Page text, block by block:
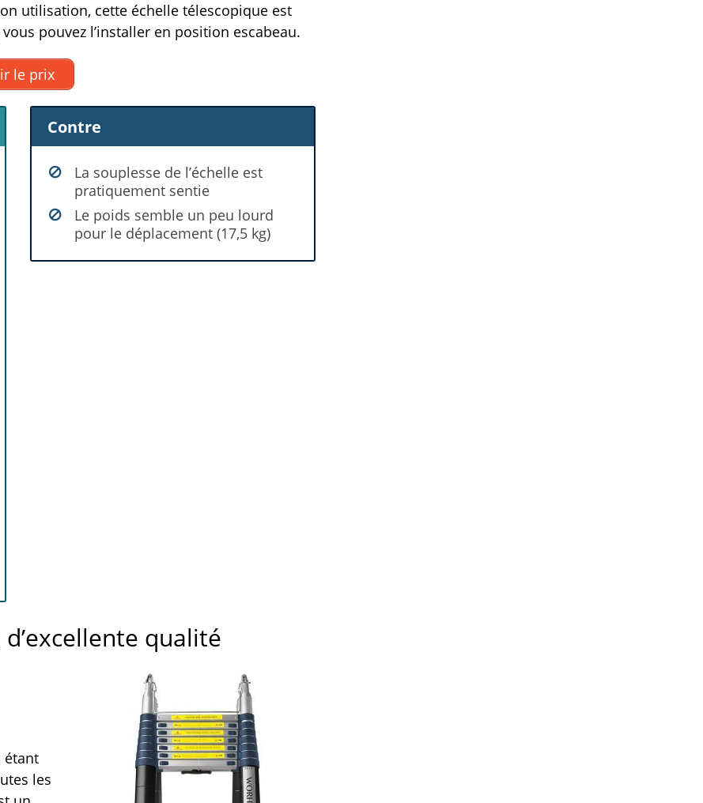
utilisation, cette échelle télescopique est
pouvez l’installer en position escabeau.
le prix
Contre
La souplesse de l’échelle est
pratiquement sentie
Le poids semble un peu lourd
pour le déplacement (17,5 kg)
qualité
étant
les